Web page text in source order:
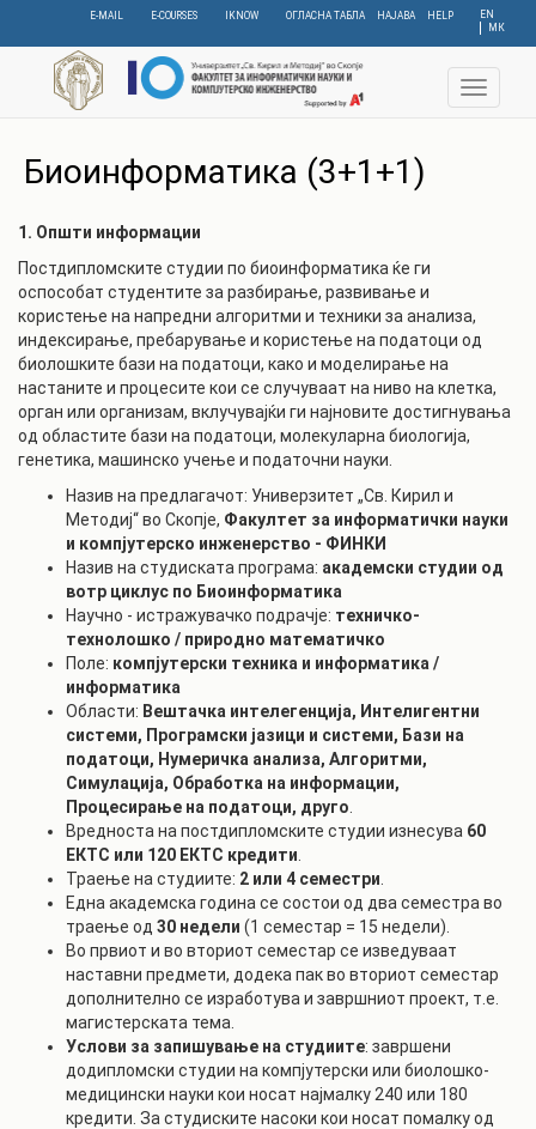
content
EN
МК
E-MAIL E-COURSES IKNOW ОГЛАСНА ТАБЛА НАЈАВА HELP
Toggle
Биоинформатика (3+1+1)
1. Општи информации
Постдипломските студии по биоинформатика ќе ги
оспособат студентите за разбирање, развивање и
користење на напредни алгоритми и техники за анализа,
индексирање, пребарување и користење на податоци од
биолошките бази на податоци, како и моделирање на
настаните и процесите кои се случуваат на ниво на клетка,
орган или организам, вклучувајќи ги најновите достигнувања
од областите бази на податоци, молекуларна биологија,
генетика, машинско учење и податочни науки.
Назив на предлагачот: Универзитет „Св. Кирил и
Методиј“ во Скопје, Факултет за информатички науки
и компјутерско инженерство - ФИНКИ
Назив на студиската програма: академски студии од
вотр циклус по Биоинформатика
Научно - истражувачко подрачје: техничко-
технолошко / природно математичко
Поле: компјутерски техника и информатика /
информатика
Области: Вештачка интелегенција, Интелигентни
системи, Програмски јазици и системи, Бази на
податоци, Нумеричка анализа, Алгоритми,
Симулација, Обработка на информации,
Процесирање на податоци, друго
Вредноста на постдипломските студии изнесува 60
ЕКТС или 120 ЕКТС кредити
Траење на студиите: 2 или 4 семестри
Една академска година се состои од два семестра во
траење од 30 недели (1 семестар = 15 недели).
Во првиот и во вториот семестар се изведуваат
наставни предмети, додека пак во вториот семестар
дополнително се изработува и завршниот проект, т.е.
магистерската тема.
Услови за запишување на студиите: завршени
додипломски студии на компјутерски или биолошко-
медицински науки кои носат најмалку 240 или 180
кредити. За студиските насоки кои носат помалку од